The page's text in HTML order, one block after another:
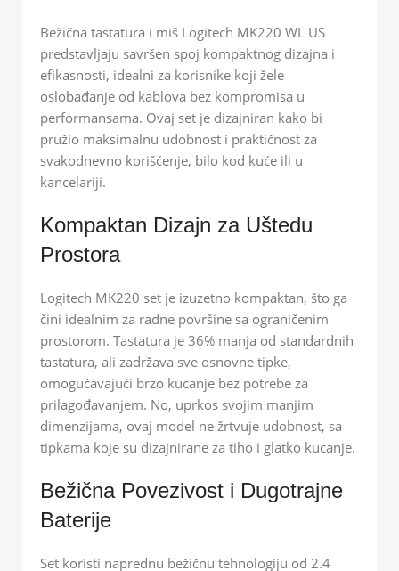
Bežična tastatura i miš Logitech MK220 WL US
predstavljaju savršen spoj kompaktnog dizajna i
efikasnosti, idealni za korisnike koji žele
oslobađanje od kablova bez kompromisa u
performansama. Ovaj set je dizajniran kako bi
pružio maksimalnu udobnost i praktičnost za
svakodnevno korišćenje, bilo kod kuće ili u
kancelariji.
Kompaktan Dizajn za Uštedu
Prostora
Logitech MK220 set je izuzetno kompaktan, što ga
čini idealnim za radne površine sa ograničenim
prostorom. Tastatura je 36% manja od standardnih
tastatura, ali zadržava sve osnovne tipke,
omogućavajući brzo kucanje bez potrebe za
prilagođavanjem. No, uprkos svojim manjim
dimenzijama, ovaj model ne žrtvuje udobnost, sa
tipkama koje su dizajnirane za tiho i glatko kucanje.
Bežična Povezivost i Dugotrajne
Baterije
Set koristi naprednu bežičnu tehnologiju od 2.4